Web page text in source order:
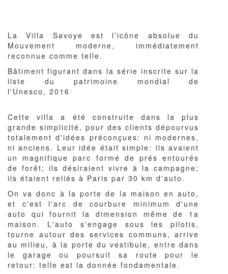
Corps
du
texte
La Villa Savoye est l’icône absolue du
Mouvement moderne, immédiatement
reconnue comme telle.
Bâtiment figurant dans la série inscrite sur la
liste du patrimoine mondial de
l'Unesco, 2016
Cette villa a été construite dans la plus
grande simplicité, pour des clients dépourvus
totalement d'idées préconçues: ni modernes,
ni anciens. Leur idée était simple: ils avaient
un magnifique parc formé de prés entourés
de forêt; ils désiraient vivre à la campagne;
ils étaient reliés à Paris par 30 km d'auto.
On va donc à la porte de la maison en auto,
et c'est l'arc de courbure minimum d'une
auto qui fournit la dimension même de 1a
maison. L'auto s'engage sous les pilotis,
tourne autour des services communs, arrive
au milieu, à la porte du vestibule, entre dans
le garage ou poursuit sa route pour le
retour: telle est la donnée fondamentale.